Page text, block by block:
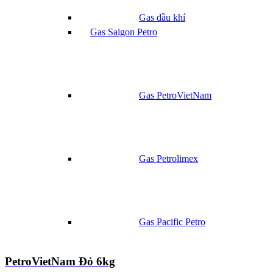
Gas dầu khí
Gas Saigon Petro
Gas PetroVietNam
Gas Petrolimex
Gas Pacific Petro
PetroVietNam Đỏ 6kg